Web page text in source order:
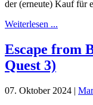
der (erneute) Kauf für
Weiterlesen ...
Escape from
Quest 3)
07. Oktober 2024 |